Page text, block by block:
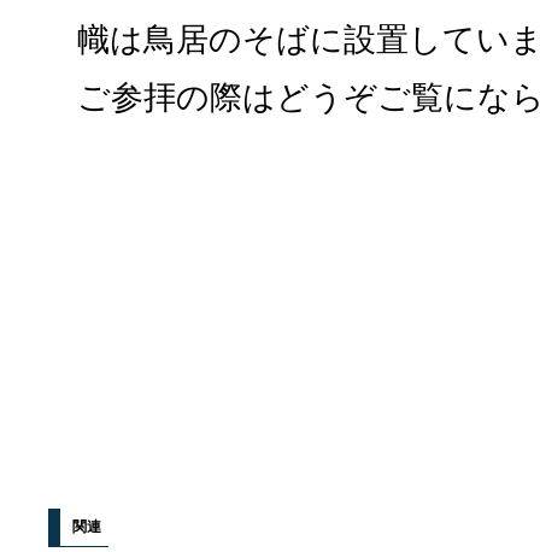
幟は鳥居のそばに設置してい
ご参拝の際はどうぞご覧にな
関連